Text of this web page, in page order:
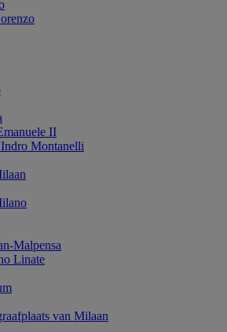
II
Montanelli
Malpensa
Linate
van Milaan